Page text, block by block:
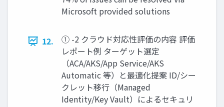
Microsoft provided solutions
12.
① -2 クラウド対応性評価の内容 評価
レポート例 ターゲット選定
（ACA/AKS/App Service/AKS
Automatic 等）と最適化提案 ID/シー
クレット移⾏（Managed
Identity/Key Vault）によるセキュリ